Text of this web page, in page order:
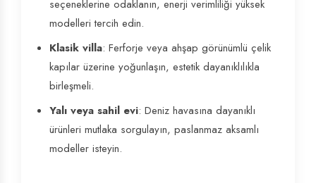
seçeneklerine odaklanın, enerji verimliliği yüksek
modelleri tercih edin.
Klasik villa: Ferforje veya ahşap görünümlü çelik
kapılar üzerine yoğunlaşın, estetik dayanıklılıkla
birleşmeli.
Yalı veya sahil evi: Deniz havasına dayanıklı
ürünleri mutlaka sorgulayın, paslanmaz aksamlı
modeller isteyin.